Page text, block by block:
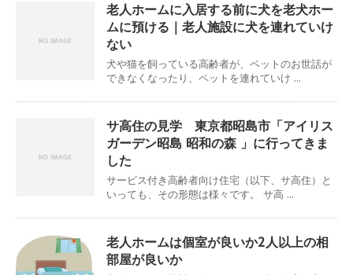
老人ホームに入居する前に犬を老犬ホー
ムに預ける｜老人施設に犬を連れていけ
ない
犬や猫を飼っている高齢者が、ペットのお世話が
できなくなったり、ペットを連れていけ ...
サ高住の見学 東京都昭島市「アイリス
ガーデン昭島 昭和の森 」に行ってきま
した
サービス付き高齢者向け住宅（以下、サ高住）と
いっても、その形態は様々です。 サ高 ...
老人ホームは個室が良いか2人以上の相
部屋が良いか